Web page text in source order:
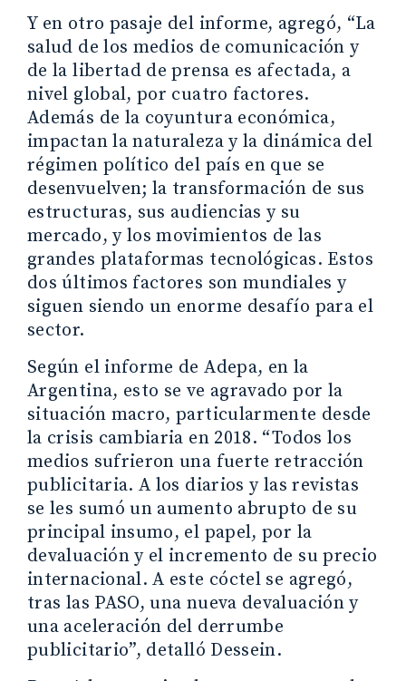
Y en otro pasaje del informe, agregó, “La
salud de los medios de comunicación y
de la libertad de prensa es afectada, a
nivel global, por cuatro factores.
Además de la coyuntura económica,
impactan la naturaleza y la dinámica del
régimen político del país en que se
desenvuelven; la transformación de sus
estructuras, sus audiencias y su
mercado, y los movimientos de las
grandes plataformas tecnológicas. Estos
dos últimos factores son mundiales y
siguen siendo un enorme desafío para el
sector.
Según el informe de Adepa, en la
Argentina, esto se ve agravado por la
situación macro, particularmente desde
la crisis cambiaria en 2018. “Todos los
medios sufrieron una fuerte retracción
publicitaria. A los diarios y las revistas
se les sumó un aumento abrupto de su
principal insumo, el papel, por la
devaluación y el incremento de su precio
internacional. A este cóctel se agregó,
tras las PASO, una nueva devaluación y
una aceleración del derrumbe
publicitario”, detalló Dessein.